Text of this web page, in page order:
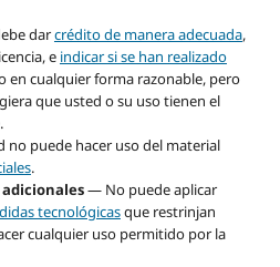
darcrédito de manera adecuada,
e indicar si se han realizado
en cualquier forma razonable, pero
que usted o su uso tienen el
puede hacer uso del material
.
— No puede aplicar
tecnológicasque restrinjan
cualquier uso permitido por la